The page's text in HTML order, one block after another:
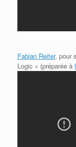
Fabian Reiter, pour
Logic » (préparée à